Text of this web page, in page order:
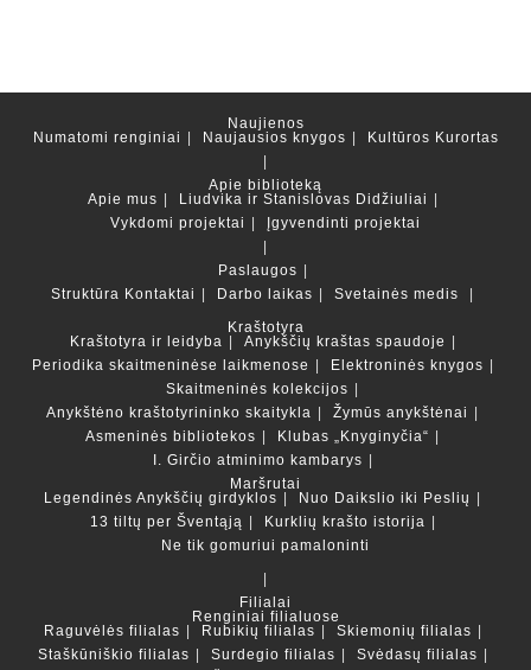
Naujienos
Numatomi renginiai
Naujausios knygos Kultūros Kurortas
Apie biblioteką
Apie mus
Liudvika ir Stanislovas Didžiuliai
Vykdomi projektai
Įgyvendinti projektai
Paslaugos
Struktūra Kontaktai Darbo laikas
Svetainės medis
Kraštotyra
Kraštotyra ir leidyba
Anykščių kraštas spaudoje
Periodika skaitmeninėse laikmenose
Elektroninės knygos
Skaitmeninės kolekcijos
Anykštėno kraštotyrininko skaitykla
Žymūs anykštėnai
Asmeninės bibliotekos
Klubas „Knyginyčia“
I. Girčio atminimo kambarys
Maršrutai
Legendinės Anykščių girdyklos
Nuo Daikslio iki Peslių
13 tiltų per Šventąją
Kurklių krašto istorija
Ne tik gomuriui pamaloninti
Filialai
Renginiai filialuose
Raguvėlės filialas
Rubikių filialas
Skiemonių filialas
Staškūniškio filialas
Surdegio filialas Svėdasų filialas